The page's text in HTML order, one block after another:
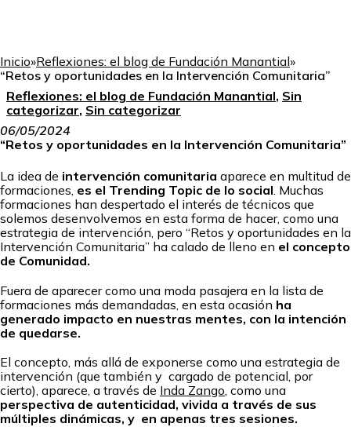
Inicio»Reflexiones: el blog de Fundación Manantial»
“Retos y oportunidades en la Intervención Comunitaria”
Reflexiones: el blog de Fundación Manantial, Sin
categorizar, Sin categorizar
06/05/2024
“Retos y oportunidades en la Intervención Comunitaria”
La idea de intervención comunitaria aparece en multitud de
formaciones, es el Trending Topic de lo social. Muchas
formaciones han despertado el interés de técnicos que
solemos desenvolvemos en esta forma de hacer, como una
estrategia de intervención, pero “Retos y oportunidades en la
Intervención Comunitaria” ha calado de lleno en el concepto
de Comunidad.
Fuera de aparecer como una moda pasajera en la lista de
formaciones más demandadas, en esta ocasión ha
generado impacto en nuestras mentes, con la intención
de quedarse.
El concepto, más allá de exponerse como una estrategia de
intervención (que también y cargado de potencial, por
cierto), aparece, a través de Inda Zango , como una
perspectiva de autenticidad, vivida a través de sus
múltiples dinámicas, y en apenas tres sesiones.